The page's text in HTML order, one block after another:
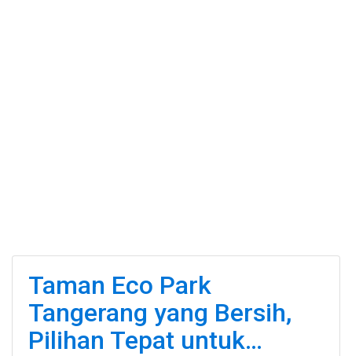
Taman Eco Park
Tangerang yang Bersih,
Pilihan Tepat untuk…